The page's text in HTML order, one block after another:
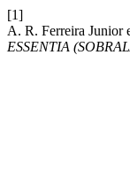
[1]
A. R. Ferreira
ESSENTIA